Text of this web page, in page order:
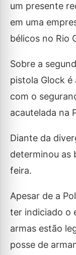
um presente
em uma
bélicos no Rio
Sobre a
pistola Glock é
com o
acautelada na
Diante da
determinou as
feira.
Apesar de a
ter indiciado o
armas estão
posse de